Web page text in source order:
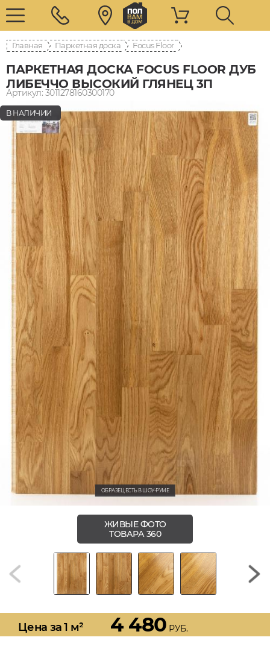
Главная Паркетная доска Focus Floor
ПАРКЕТНАЯ ДОСКА FOCUS FLOOR ДУБ
ЛИБЕЧЧО ВЫСОКИЙ ГЛЯНЕЦ 3П
Артикул: 3011278160300170
В НАЛИЧИИ
ОБРАЗЕЦ ЕСТЬ В ШОУ-РУМЕ
ЖИВЫЕ ФОТО
ТОВАРА 360
Цена за 1 м² 4 480 РУБ.